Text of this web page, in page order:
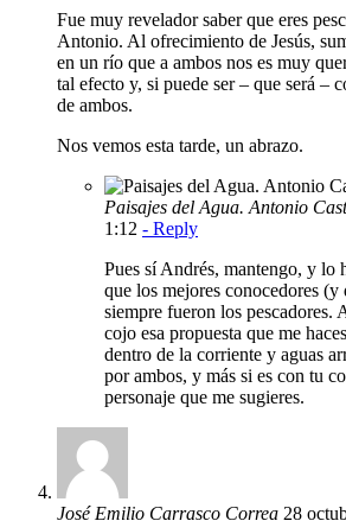
Fue muy revelador saber que eres
Antonio. Al ofrecimiento de Jesús,
en un río que a ambos nos es muy
tal efecto y, si puede ser – que será –
de ambos.
Nos vemos esta tarde, un abrazo.
Paisajes del Agua. Antonio
1:12 - Reply
Pues sí Andrés, mantengo, y lo
que los mejores conocedores (y
siempre fueron los pescadores.
cojo esa propuesta que me
dentro de la corriente y aguas
por ambos, y más si es con tu
personaje que me sugieres.
José Emilio Carrasco Correa 28